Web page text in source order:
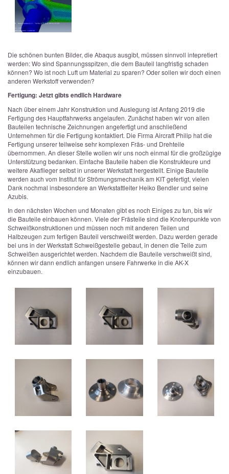
Die schönen bunten Bilder, die Abaqus ausgibt, müssen sinnvoll intepretiert
werden: Wo sind Spannungsspitzen, die dem Bauteil langfristig schaden
können? Wo ist noch Luft um Material zu sparen? Oder sollen wir doch einen
anderen Werkstoff verwenden?
Fertigung: Jetzt gibts endlich Hardware
Nach über einem Jahr Konstruktion und Auslegung ist Anfang 2019 die
Fertigung des Hauptfahrwerks angelaufen. Zunächst haben wir von allen
Bauteilen technische Zeichnungen angefertigt und anschließend
Unternehmen für die Fertigung kontaktiert. Die Firma Aircraft Philip hat die
Fertigung unserer teilweise sehr komplexen Fräs- und Drehteile
übernommen. An dieser Stelle wollen wir uns noch einmal für die großzügige
Unterstützung bedanken. Einfache Bauteile haben die Konstrukteure und
weitere Akaflieger selbst in unserer Werkstatt hergestellt. Einige Bauteile
werden auch vom Institut für Strömungsmechanik am KIT gefertigt, vielen
Dank nochmal insbesondere an Werkstattleiter Heiko Bendler und seine
Azubis.
In den nächsten Wochen und Monaten gibt es noch Einiges zu tun, bis wir
die Bauteile einbauen können. Viele der Frästeile sind die Knotenpunkte von
Schweißkonstruktionen und müssen noch mit anderen Teilen und
Halbzeugen zum fertigen Bauteil verschweißt werden. Dazu werden gerade
bei uns in der Werkstatt Schweißgestelle gebaut, in denen die Teile zum
Schweißen ausgerichtet werden. Nachdem die Bauteile verschweißt sind,
können wir dann endlich anfangen unsere Fahrwerke in die AK-X
einzubauen.